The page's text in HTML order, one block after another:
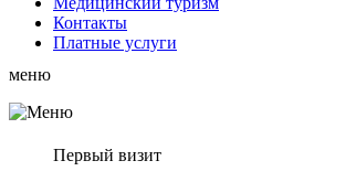
Контакты
Платные услуги
меню
Первый визит